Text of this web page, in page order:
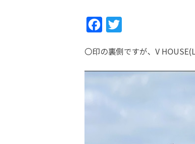
Fac
ok
〇印の裏側ですが、V